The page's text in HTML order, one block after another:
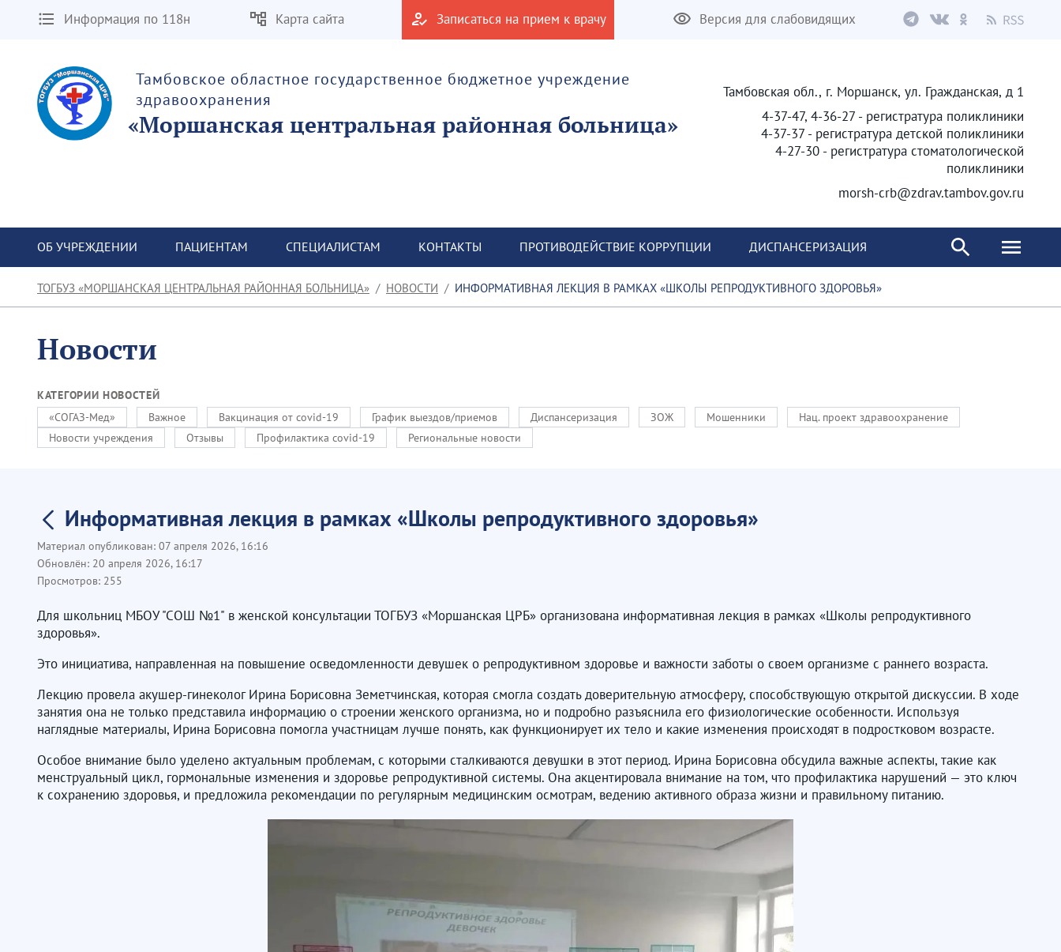
Информация по 118н Карта сайта Записаться на прием к врачу Версия для слабовидящих
Тамбовское областное государственное бюджетное учреждение
здравоохранения
«Моршанская центральная районная больница»
Тамбовская обл., г. Моршанск, ул. Гражданская, д 1
4-37-47, 4-36-27 - регистратура поликлиники
4-37-37 - регистратура детской поликлиники
4-27-30 - регистратура стоматологической
поликлиники
morsh-crb@zdrav.tambov.gov.ru
ОБ УЧРЕЖДЕНИИ ПАЦИЕНТАМ СПЕЦИАЛИСТАМ КОНТАКТЫ ПРОТИВОДЕЙСТВИЕ КОРРУПЦИИ ДИСПАНСЕРИЗАЦИЯ
ТОГБУЗ «МОРШАНСКАЯ ЦЕНТРАЛЬНАЯ РАЙОННАЯ БОЛЬНИЦА» НОВОСТИ ИНФОРМАТИВНАЯ ЛЕКЦИЯ В РАМКАХ «ШКОЛЫ РЕПРОДУКТИВНОГО ЗДОРОВЬЯ»
Новости
КАТЕГОРИИ НОВОСТЕЙ
«СОГАЗ-Мед»
Важное Вакцинация от covid-19 График выездов/приемов Диспансеризация ЗОЖ Мошенники
Нац. проект здравоохранение
Новости учреждения
Отзывы Профилактика covid-19 Региональные новости
Информативная лекция в рамках «Школы репродуктивного здоровья»
Материал опубликован: 07 апреля 2026, 16:16
Обновлён: 20 апреля 2026, 16:17
Просмотров: 255
Для школьниц МБОУ "СОШ №1" в женской консультации ТОГБУЗ «Моршанская ЦРБ» организована информативная лекция в рамках «Школы репродуктивного
здоровья».
Это инициатива, направленная на повышение осведомленности девушек о репродуктивном здоровье и важности заботы о своем организме с раннего возраста.
Лекцию провела акушер-гинеколог Ирина Борисовна Земетчинская, которая смогла создать доверительную атмосферу, способствующую открытой дискуссии. В ходе
занятия она не только представила информацию о строении женского организма, но и подробно разъяснила его физиологические особенности. Используя
наглядные материалы, Ирина Борисовна помогла участницам лучше понять, как функционирует их тело и какие изменения происходят в подростковом возрасте.
Особое внимание было уделено актуальным проблемам, с которыми сталкиваются девушки в этот период. Ирина Борисовна обсудила важные аспекты, такие как
менструальный цикл, гормональные изменения и здоровье репродуктивной системы. Она акцентировала внимание на том, что профилактика нарушений — это ключ
к сохранению здоровья, и предложила рекомендации по регулярным медицинским осмотрам, ведению активного образа жизни и правильному питанию.